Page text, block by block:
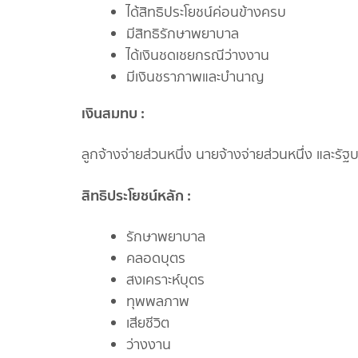
ได้สิทธิประโยชน์ค่อนข้างครบ
มีสิทธิรักษาพยาบาล
ได้เงินชดเชยกรณีว่างงาน
มีเงินชราภาพและบำนาญ
เงินสมทบ :
ลูกจ้างจ่ายส่วนหนึ่ง นายจ้างจ่ายส่วนหนึ่ง และรั
สิทธิประโยชน์หลัก :
รักษาพยาบาล
คลอดบุตร
สงเคราะห์บุตร
ทุพพลภาพ
เสียชีวิต
ว่างงาน